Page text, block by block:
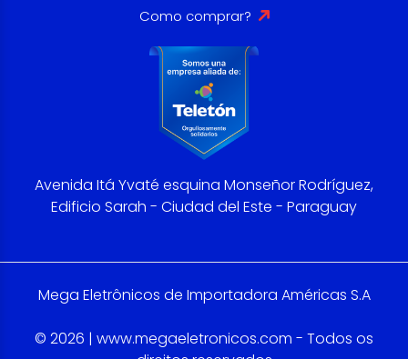
Como comprar?
Avenida Itá Yvaté esquina Monseñor Rodríguez,
Edificio Sarah - Ciudad del Este - Paraguay
Mega Eletrônicos de Importadora Américas S.A
© 2026 | www.megaeletronicos.com - Todos os